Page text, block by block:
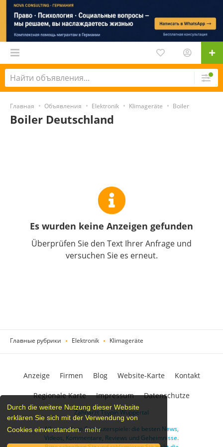
Durch die weitere Nutzung dieser Website
erklären Sie sich mit der Verwendung von
Cookies einverstanden. mehr
Главная Объявления Elektronik Klimageräte Boiler
Boiler Deutschland
Es wurden keine Anzeigen gefunden
Überprüfen Sie den Text Ihrer Anfrage und
versuchen Sie es erneut.
Главные рубрики Elektronik Klimageräte
Zahnarzt Tsypin Wuppertal
Alles rund um Computerspiele: die besten News,
Videos, Kommentare, Reviews und Geheimnisse.
Anzeige Firmen Blog Website-Karte Kontakt
Regionale Karte Impressum Datenschutze